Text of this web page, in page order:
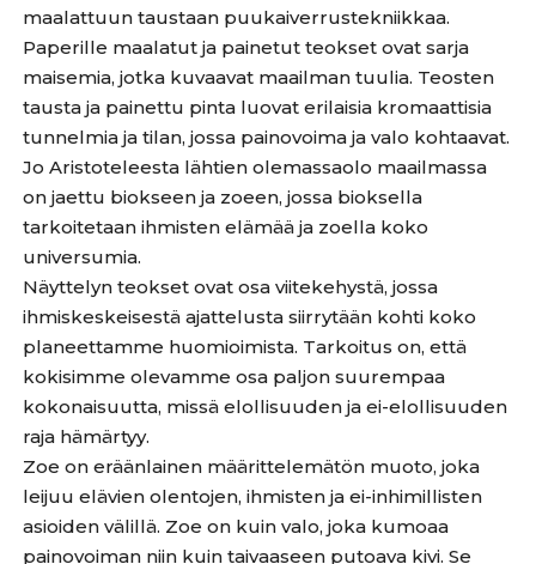
maalattuun taustaan puukaiverrustekniikkaa.
Paperille maalatut ja painetut teokset ovat sarja
maisemia, jotka kuvaavat maailman tuulia. Teosten
tausta ja painettu pinta luovat erilaisia kromaattisia
tunnelmia ja tilan, jossa painovoima ja valo kohtaavat.
Jo Aristoteleesta lähtien olemassaolo maailmassa
on jaettu biokseen ja zoeen, jossa bioksella
tarkoitetaan ihmisten elämää ja zoella koko
universumia.
Näyttelyn teokset ovat osa viitekehystä, jossa
ihmiskeskeisestä ajattelusta siirrytään kohti koko
planeettamme huomioimista. Tarkoitus on, että
kokisimme olevamme osa paljon suurempaa
kokonaisuutta, missä elollisuuden ja ei-elollisuuden
raja hämärtyy.
Zoe on eräänlainen määrittelemätön muoto, joka
leijuu elävien olentojen, ihmisten ja ei-inhimillisten
asioiden välillä. Zoe on kuin valo, joka kumoaa
painovoiman niin kuin taivaaseen putoava kivi. Se